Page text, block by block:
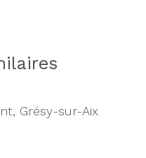
Grésy-sur-Aix